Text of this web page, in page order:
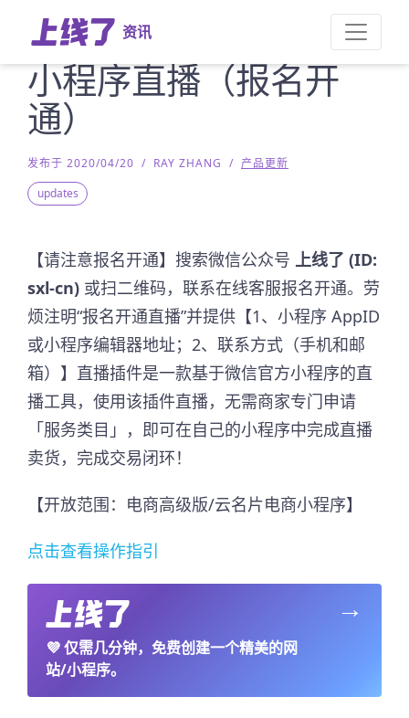
资讯
小程序直播（报名开
通）
发布于 2020/04/20 / RAY ZHANG / 产品更新
updates
【请注意报名开通】搜索微信公众号 上线了 (ID:
sxl-cn) 或扫二维码，联系在线客服报名开通。劳
烦注明“报名开通直播”并提供【1、小程序 AppID
或小程序编辑器地址；2、联系方式（手机和邮
箱）】直播插件是一款基于微信官方小程序的直
播工具，使用该插件直播，无需商家专门申请
「服务类目」，即可在自己的小程序中完成直播
卖货，完成交易闭环！
【开放范围：电商高级版/云名片电商小程序】
点击查看操作指引
💜仅需几分钟，免费创建一个精美的网
站/小程序。
→